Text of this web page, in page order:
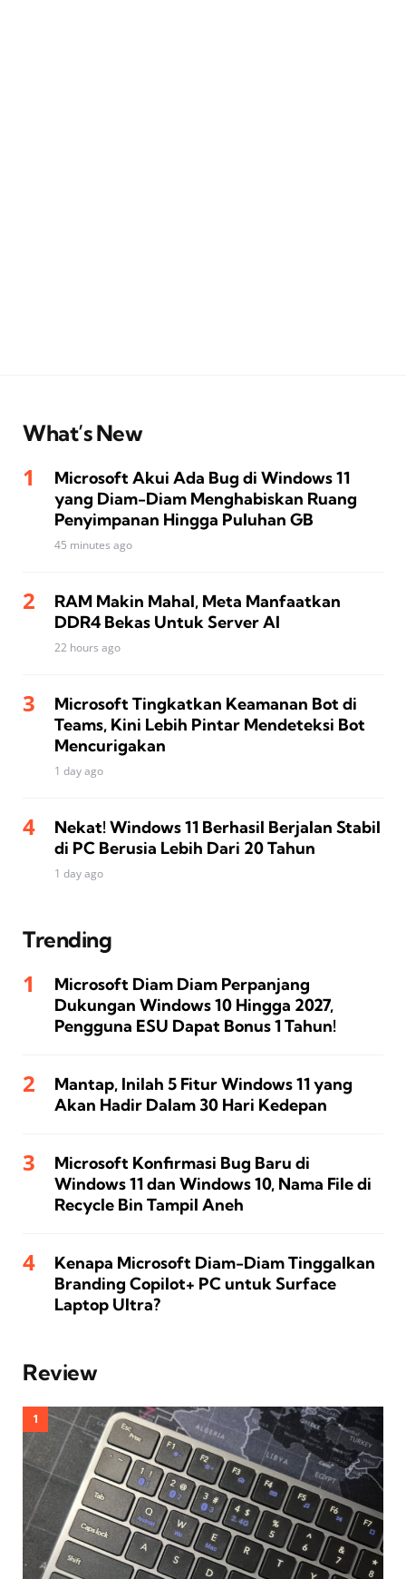
What’s New
Microsoft Akui Ada Bug di Windows 11
yang Diam-Diam Menghabiskan Ruang
Penyimpanan Hingga Puluhan GB
45 minutes ago
RAM Makin Mahal, Meta Manfaatkan
DDR4 Bekas Untuk Server AI
22 hours ago
Microsoft Tingkatkan Keamanan Bot di
Teams, Kini Lebih Pintar Mendeteksi Bot
Mencurigakan
1 day ago
Nekat! Windows 11 Berhasil Berjalan Stabil
di PC Berusia Lebih Dari 20 Tahun
1 day ago
Trending
Microsoft Diam Diam Perpanjang
Dukungan Windows 10 Hingga 2027,
Pengguna ESU Dapat Bonus 1 Tahun!
Mantap, Inilah 5 Fitur Windows 11 yang
Akan Hadir Dalam 30 Hari Kedepan
Microsoft Konfirmasi Bug Baru di
Windows 11 dan Windows 10, Nama File di
Recycle Bin Tampil Aneh
Kenapa Microsoft Diam-Diam Tinggalkan
Branding Copilot+ PC untuk Surface
Laptop Ultra?
Review